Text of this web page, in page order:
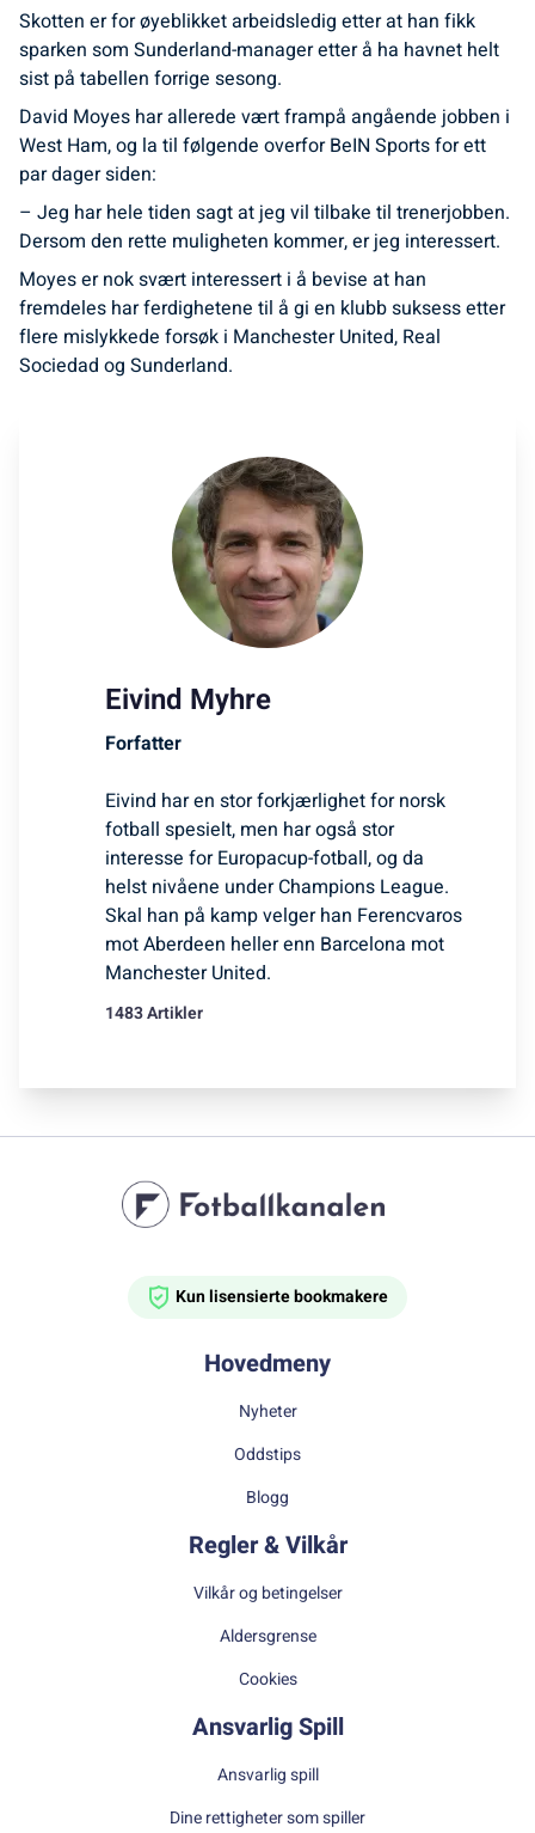
Skotten er for øyeblikket arbeidsledig etter at han fikk
sparken som Sunderland-manager etter å ha havnet helt
sist på tabellen forrige sesong.
David Moyes har allerede vært frampå angående jobben i
West Ham, og la til følgende overfor BeIN Sports for ett
par dager siden:
– Jeg har hele tiden sagt at jeg vil tilbake til trenerjobben.
Dersom den rette muligheten kommer, er jeg interessert.
Moyes er nok svært interessert i å bevise at han
fremdeles har ferdighetene til å gi en klubb suksess etter
flere mislykkede forsøk i Manchester United, Real
Sociedad og Sunderland.
Eivind Myhre
Forfatter
Eivind har en stor forkjærlighet for norsk
fotball spesielt, men har også stor
interesse for Europacup-fotball, og da
helst nivåene under Champions League.
Skal han på kamp velger han Ferencvaros
mot Aberdeen heller enn Barcelona mot
Manchester United.
1483 Artikler
Kun lisensierte bookmakere
Hovedmeny
Nyheter
Oddstips
Blogg
Regler & Vilkår
Vilkår og betingelser
Aldersgrense
Cookies
Ansvarlig Spill
Ansvarlig spill
Dine rettigheter som spiller